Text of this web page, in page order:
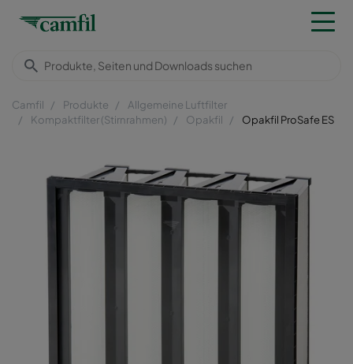
Camfil Produkte
Allgemeine Luftfilter
Kompaktfilter (Stirnrahmen)
Opakfil Opakfil ProSafe ES